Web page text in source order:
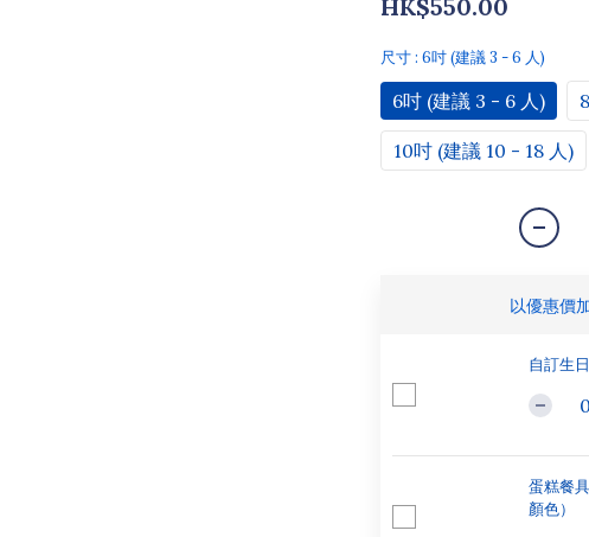
HK$550.00
尺寸: 6吋 (建議 3 - 6 人)
6吋 (建議 3 - 6 人)
10吋 (建議 10 - 18 人)
以優惠價
自訂生
蛋糕餐
顏色）